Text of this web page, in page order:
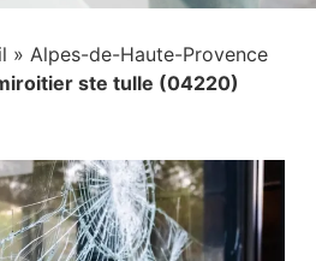
» Alpes-de-Haute-Provence
ste tulle (04220)